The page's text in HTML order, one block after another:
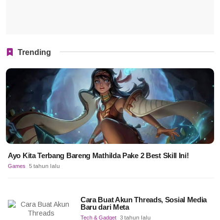
Trending
Ayo Kita Terbang Bareng Mathilda Pake 2 Best Skill Ini!
Games 5 tahun lalu
Cara Buat Akun Threads, Sosial Media
Baru dari Meta
Tech & Gadget 3 tahun lalu